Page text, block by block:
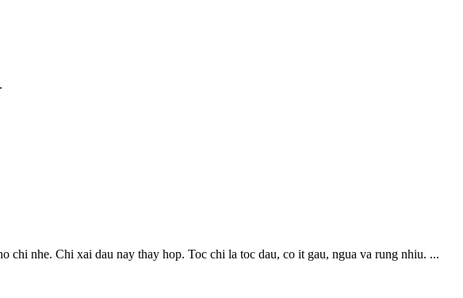
chi nhe. Chi xai dau nay thay hop. Toc chi la toc dau, co it gau, ngua va rung nhiu. ...